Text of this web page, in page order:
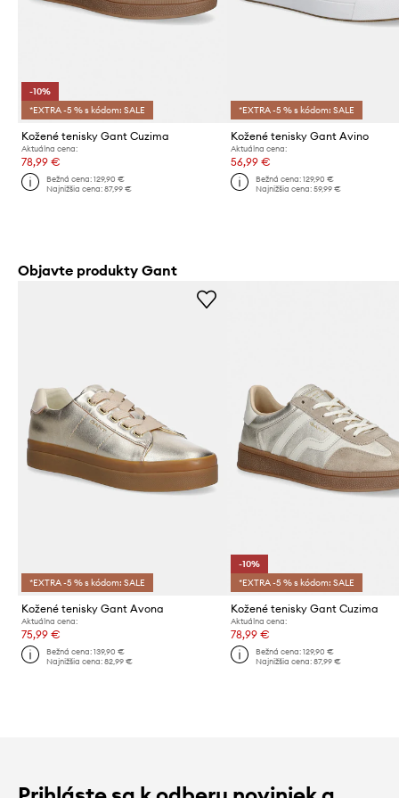
-10%
*EXTRA -5 % s kódom: SALE
Kožené tenisky Gant Cuzima
Aktuálna cena:
78,99 €
Bežná cena:129,90 €
Najnižšia cena:87,99 €
*EXTRA -5 % s kódom: SALE
Kožené tenisky Gant Avino
Aktuálna cena:
56,99 €
Bežná cena: 129,90 €
Najnižšia cena: 59,99 €
Objavte produkty Gant
*EXTRA -5 % s kódom: SALE
Kožené tenisky Gant Avona
Aktuálna cena:
75,99 €
Bežná cena:139,90 €
Najnižšia cena:82,99 €
-10%
*EXTRA -5 % s kódom: SALE
Kožené tenisky Gant Cuzima
Aktuálna cena:
78,99 €
Bežná cena: 129,90 €
Najnižšia cena: 87,99 €